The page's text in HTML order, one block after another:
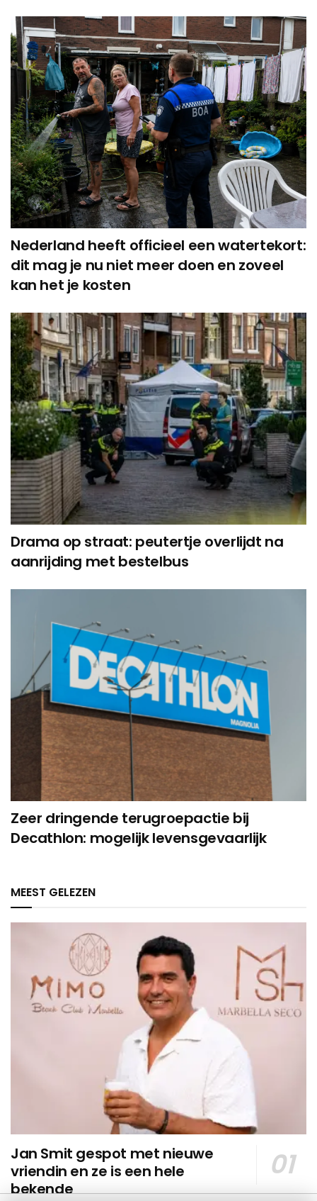
Nederland heeft officieel een watertekort:
dit mag je nu niet meer doen en zoveel
kan het je kosten
Drama op straat: peutertje overlijdt na
aanrijding met bestelbus
Zeer dringende terugroepactie bij
Decathlon: mogelijk levensgevaarlijk
MEEST GELEZEN
Jan Smit gespot met nieuwe
vriendin en ze is een hele
bekende